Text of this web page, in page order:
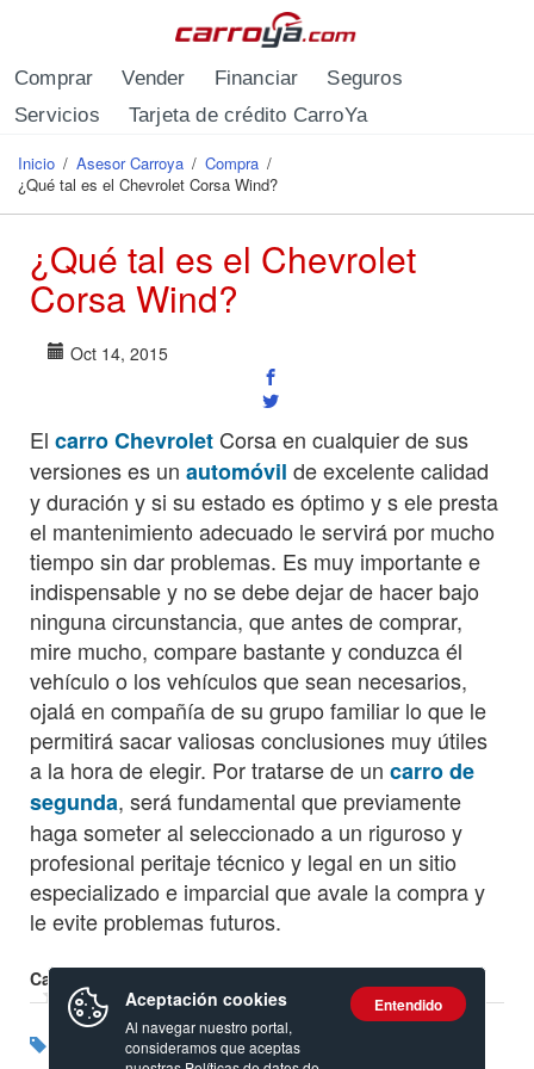
Comprar Vender Financiar
Seguros
Servicios
Tarjeta de crédito CarroYa
Se encuentra usted aquí
Inicio / Asesor Carroya / Compra /
¿Qué tal es el Chevrolet Corsa Wind?
¿Qué tal es el Chevrolet
Corsa Wind?
Oct 14, 2015
El carro Chevrolet Corsa en cualquier de sus
versiones es un automóvil de excelente calidad
y duración y si su estado es óptimo y s ele presta
el mantenimiento adecuado le servirá por mucho
tiempo sin dar problemas. Es muy importante e
indispensable y no se debe dejar de hacer bajo
ninguna circunstancia, que antes de comprar,
mire mucho, compare bastante y conduzca él
vehículo o los vehículos que sean necesarios,
ojalá en compañía de su grupo familiar lo que le
permitirá sacar valiosas conclusiones muy útiles
a la hora de elegir. Por tratarse de un carro de
segunda, será fundamental que previamente
haga someter al seleccionado a un riguroso y
profesional peritaje técnico y legal en un sitio
especializado e imparcial que avale la compra y
le evite problemas futuros.
Calificación:
Corsa Chevrolet
Aceptación cookies
Al navegar nuestro portal,
consideramos que aceptas
Entendido